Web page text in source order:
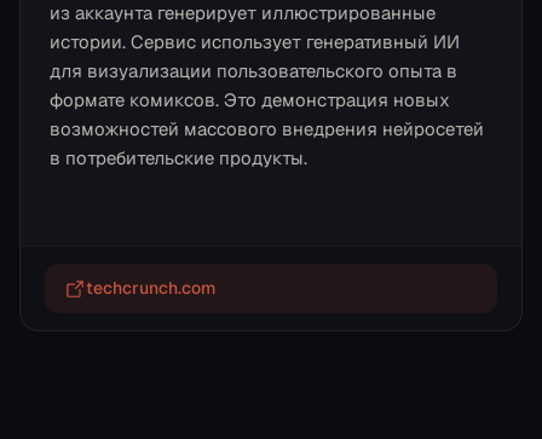
из аккаунта генерирует иллюстрированные
истории. Сервис использует генеративный ИИ
для визуализации пользовательского опыта в
формате комиксов. Это демонстрация новых
возможностей массового внедрения нейросетей
в потребительские продукты.
techcrunch.com